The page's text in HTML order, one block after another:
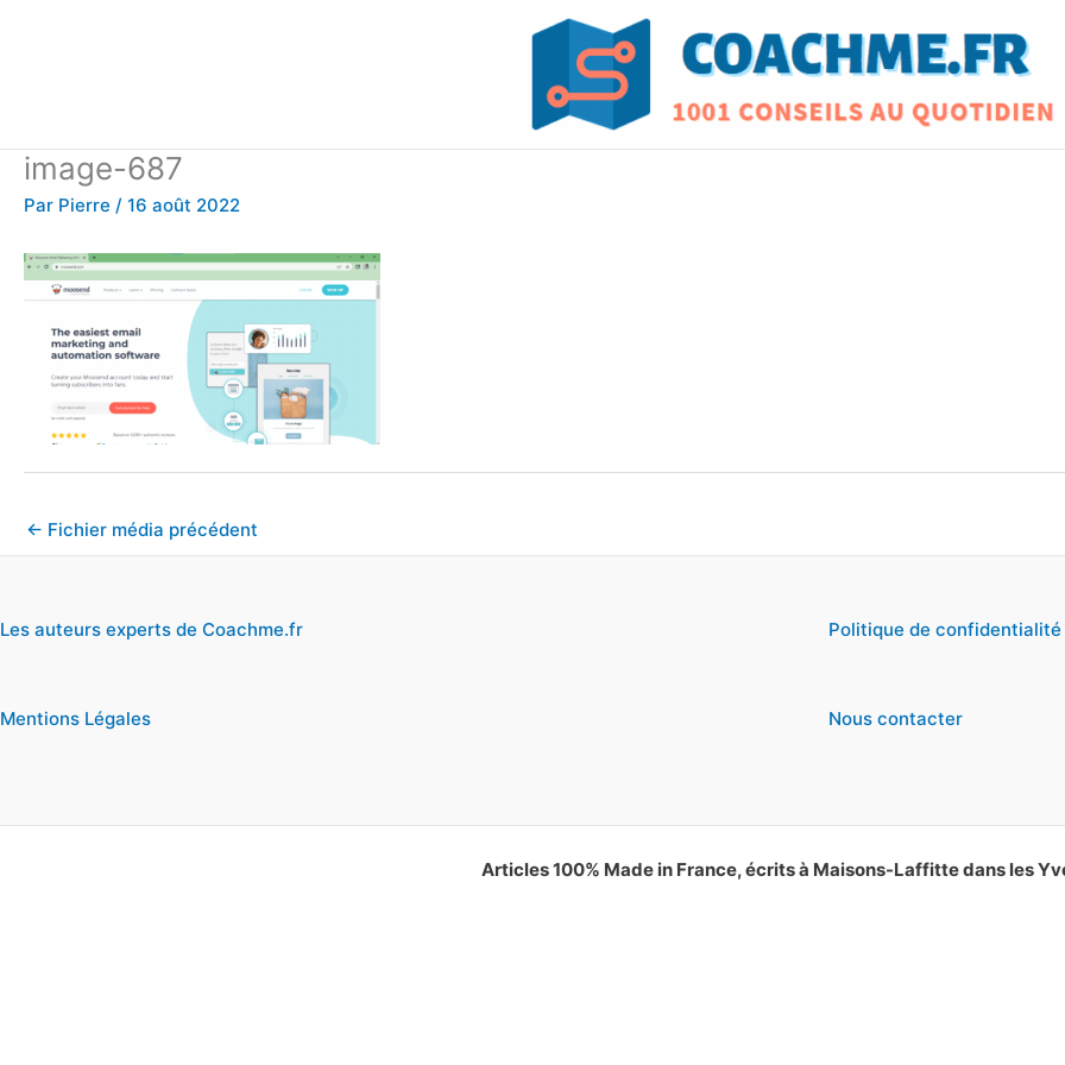
image-687
Par Pierre / 16 août 2022
← Fichier média précédent
Les auteurs experts de Coachme.fr
Mentions Légales
Politique de confidentialité
Nous contacter
Articles 100% Made in France, écrits à Maisons-Laffitte dans les